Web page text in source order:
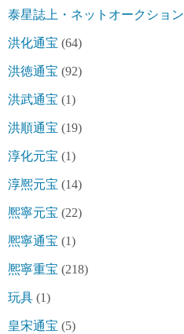
泰星誌上・ネットオークション
洪化通宝 (64)
洪徳通宝 (92)
洪武通宝 (1)
洪順通宝 (19)
淳化元宝 (1)
淳熈元宝 (14)
熈寧元宝 (22)
熈寧通宝 (1)
熈寧重宝 (218)
玩具 (1)
皇宋通宝 (5)